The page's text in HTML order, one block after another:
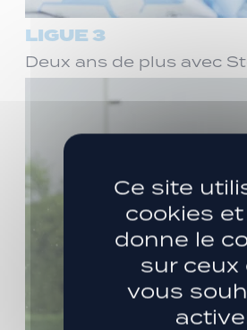
LIGUE 3
Deux ans de plus avec
Ce site
cookies
donne le
sur ceux
vous